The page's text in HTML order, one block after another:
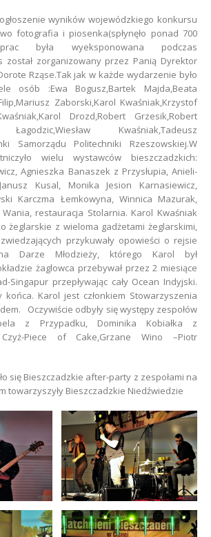
wyników wojewódzkiego konkursu
fotografia i piosenka(spłynęło ponad 700
prac była wyeksponowana podczas
został zorganizowany przez Panią Dyrektor
Rząse.Tak jak w każde wydarzenie było
osób :Ewa Bogusz,Bartek Majda,Beata
Zaborski,Karol Kwaśniak,Krzystof
Drozd,Robert Grzesik,Robert
Łagodzic,Wiesław Kwaśniak,Tadeusz
Samorządu Politechniki Rzeszowskiej.W
wielu wystawców bieszczadzkich:
Agnieszka Banaszek z Przysłupia, Anieli-
Kusal, Monika Jesion Karnasiewicz,
Karczma Łemkowyna, Winnica Mazurak,
restauracja Stolarnia. Karol Kwaśniak
żeglarskie z wieloma gadżetami żeglarskimi,
przykuwały opowieści o rejsie
Darze Młodzieży, którego Karol był
żaglowca przebywał przez 2 miesiące
Singapur przepływając cały Ocean Indyjski.
końca. Karol jest członkiem Stowarzyszenia
Oczywiście odbyły się występy zespołów
z Przypadku, Dominika Kobiałka z
Czyż-Piece of Cake,Grzane Wino –Piotr
się Bieszczadzkie after-party z zespołami na
towarzyszyły Bieszczadzkie Niedźwiedzie